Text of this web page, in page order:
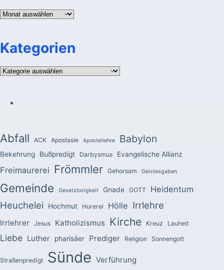
Archiv
Kategorien
Kategorien
Abfall ACK Apostasie Apostellehre Babylon
Bekehrung Bußpredigt Darbysmus Evangelische Allianz
Freimaurerei Frömmler Gehorsam Geistesgaben
Gemeinde Gesetzlosigkeit Gnade GOTT Heidentum
Heuchelei Hochmut Hurerei Hölle Irrlehre
Irrlehrer Jesus Katholizismus Kirche Kreuz Lauheit
Liebe Luther pharisäer Prediger Religion Sonnengott
Straßenpredigt Sünde Verführung